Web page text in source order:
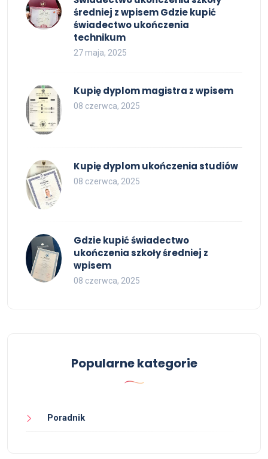
średniej z wpisem Gdzie kupić
świadectwo ukończenia
technikum
27 maja, 2025
Kupię dyplom magistra z wpisem
08 czerwca, 2025
Kupię dyplom ukończenia studiów
08 czerwca, 2025
Gdzie kupić świadectwo
ukończenia szkoły średniej z
wpisem
08 czerwca, 2025
Popularne kategorie
Poradnik